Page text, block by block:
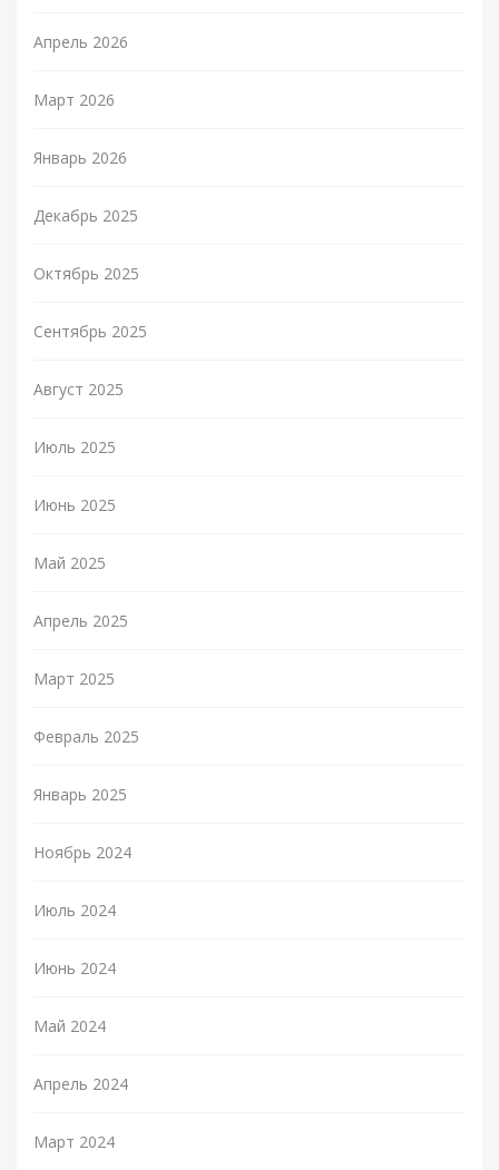
Апрель 2026
Март 2026
Январь 2026
Декабрь 2025
Октябрь 2025
Сентябрь 2025
Август 2025
Июль 2025
Июнь 2025
Май 2025
Апрель 2025
Март 2025
Февраль 2025
Январь 2025
Ноябрь 2024
Июль 2024
Июнь 2024
Май 2024
Апрель 2024
Март 2024